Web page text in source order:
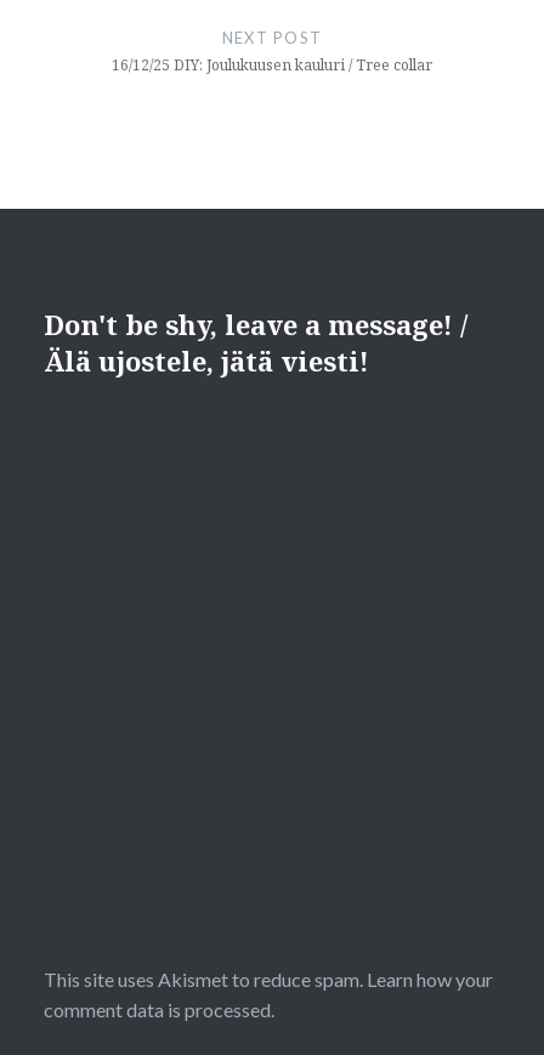
NEXT POST
16/12/25 DIY: Joulukuusen kauluri / Tree collar
Don't be shy, leave a message! /
Älä ujostele, jätä viesti!
This site uses Akismet to reduce spam. Learn how your
comment data is processed.